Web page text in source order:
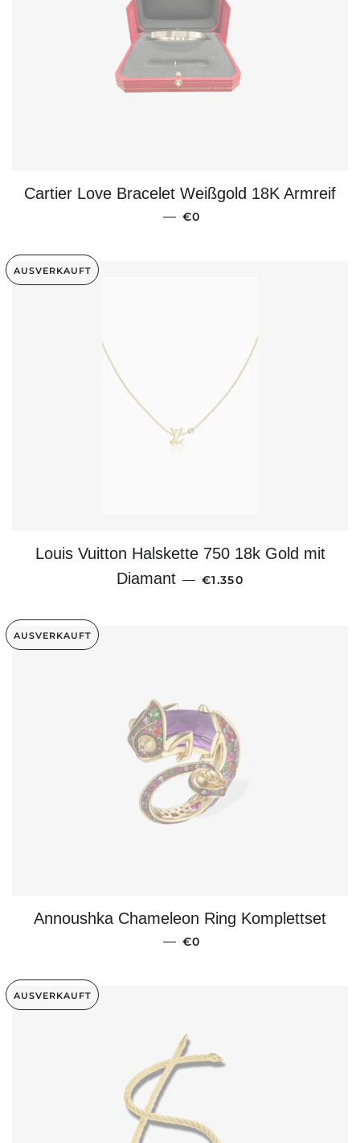
Cartier Love Bracelet Weißgold 18K Armreif
— NORMALER PREIS
€0
AUSVERKAUFT
Louis Vuitton Halskette 750 18k Gold mit
Diamant — NORMALER PREIS
€1.350
AUSVERKAUFT
Annoushka Chameleon Ring Komplettset
— NORMALER PREIS
€0
AUSVERKAUFT